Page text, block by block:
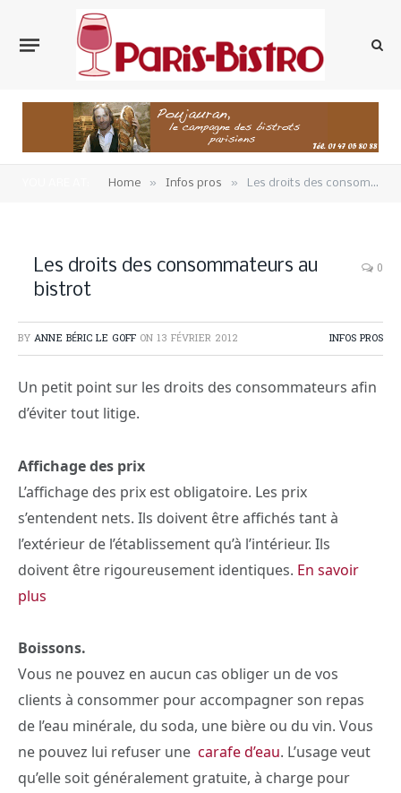
Home » Infos pros » Les droits des consommateurs au bistrot
Les droits des consommateurs au
bistrot
0
BY ANNE BÉRIC LE GOFF ON 13 FÉVRIER 2012 INFOS PROS
Un petit point sur les droits des consommateurs afin
d’éviter tout litige.
Affichage des prix
L’affichage des prix est obligatoire. Les prix
s’entendent nets. Ils doivent être affichés tant à
l’extérieur de l’établissement qu’à l’intérieur. Ils
doivent être rigoureusement identiques. En savoir
plus
Boissons.
Vous ne pouvez en aucun cas obliger un de vos
clients à consommer pour accompagner son repas
de l’eau minérale, du soda, une bière ou du vin. Vous
ne pouvez lui refuser une carafe d’eau. L’usage veut
qu’elle soit généralement gratuite, à charge pour